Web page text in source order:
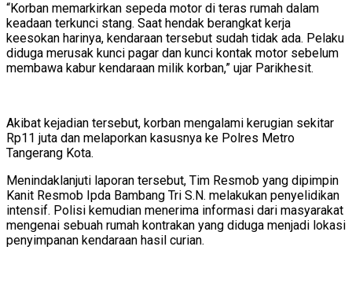
“Korban memarkirkan sepeda motor di teras rumah dalam
keadaan terkunci stang. Saat hendak berangkat kerja
keesokan harinya, kendaraan tersebut sudah tidak ada. Pelaku
diduga merusak kunci pagar dan kunci kontak motor sebelum
membawa kabur kendaraan milik korban,” ujar Parikhesit.
Akibat kejadian tersebut, korban mengalami kerugian sekitar
Rp11 juta dan melaporkan kasusnya ke Polres Metro
Tangerang Kota.
Menindaklanjuti laporan tersebut, Tim Resmob yang dipimpin
Kanit Resmob Ipda Bambang Tri S.N. melakukan penyelidikan
intensif. Polisi kemudian menerima informasi dari masyarakat
mengenai sebuah rumah kontrakan yang diduga menjadi lokasi
penyimpanan kendaraan hasil curian.